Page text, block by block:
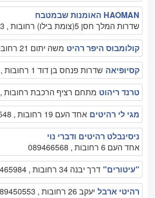
HAOMAN האומנות שבמטבח
שדרות המלך חסן 5(צומת בילו) רחובות , 08-9495963
קולומבוס היפר רהיט משה יתום 21 רחובות , 089467846
קסיופיאה שדרות פנחס בן דוד 1 רחובות , 089458270.
טרנד ריהוט מתחם רציף הרכבת רחובות , 089468090
מגי לי רהיטים אחד העם 19 רחובות , 089461548
ניסינבלט רהיטים ודברי נוי
אחד העם 6 רחובות , 089466568
"עיטורים" דרך יבנה 34 רחובות , 089465984
רהיטי ארבל יעקב 26 רחובות , 089450553